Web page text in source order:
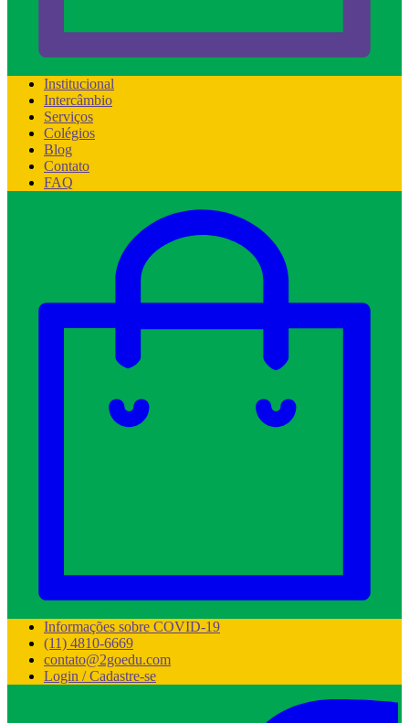
Institucional
Intercâmbio
Serviços
Colégios
Blog
Contato
FAQ
Informações sobre COVID-19
(11) 4810-6669
contato@2goedu.com
Login / Cadastre-se